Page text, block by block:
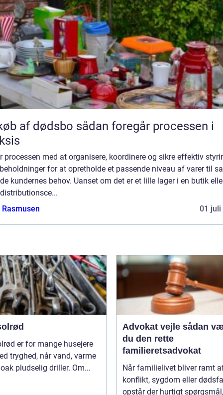
sådan foregår processen i
processen med at organisere, koordinere og sikre effektiv
for at opretholde et passende niveau af varer til
kundernes behov. Uanset om det er et lille lager i en butik
01 juli
er for mange husejere
tryghed, når vand, varme
pludselig driller. Om...
Advokat vejle sådan vælger
du den rette
familieretsadvokat
Når familielivet bliver ramt
konflikt, sygdom eller
opstår der hurtigt